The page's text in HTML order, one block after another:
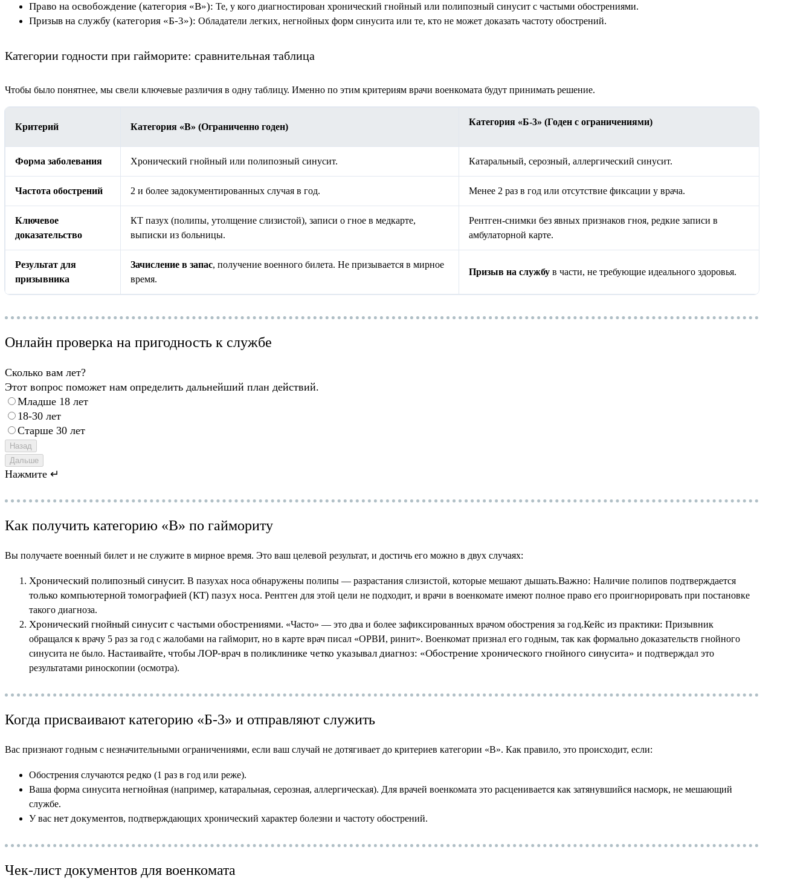
Право на освобождение (категория «В»): Те, у кого диагностирован хронический гнойный или полипозный синусит с частыми обострениями.
Призыв на службу (категория «Б-3»): Обладатели легких, негнойных форм синусита или те, кто не может доказать частоту обострений.
Категории годности при гайморите: сравнительная таблица
Чтобы было понятнее, мы свели ключевые различия в одну таблицу. Именно по этим критериям врачи военкомата будут принимать решение.
Критерий Категория «В» (Ограниченно годен) Категория «Б-3» (Годен с ограничениями)
Форма заболевания Хронический гнойный или полипозный синусит. Катаральный, серозный, аллергический синусит.
Частота обострений 2 и более задокументированных случая в год. Менее 2 раз в год или отсутствие фиксации у врача.
Ключевое
доказательство
КТ пазух (полипы, утолщение слизистой), записи о гное в медкарте,
выписки из больницы.
Рентген-снимки без явных признаков гноя, редкие записи в
амбулаторной карте.
Результат для
призывника
Зачисление в запас, получение военного билета. Не призывается в мирное
время.
Призыв на службу в части, не требующие идеального здоровья.
Онлайн проверка на пригодность к службе
Сколько вам лет?
Этот вопрос поможет нам определить дальнейший план действий.
Младше 18 лет
18-30 лет
Старше 30 лет
Назад
Дальше
Нажмите ↵
Как получить категорию «В» по гаймориту
Вы получаете военный билет и не служите в мирное время. Это ваш целевой результат, и достичь его можно в двух случаях:
Хронический полипозный синусит. В пазухах носа обнаружены полипы — разрастания слизистой, которые мешают дышать.Важно: Наличие полипов подтверждается
только компьютерной томографией (КТ) пазух носа. Рентген для этой цели не подходит, и врачи в военкомате имеют полное право его проигнорировать при постановке
такого диагноза.
Хронический гнойный синусит с частыми обострениями. «Часто» — это два и более зафиксированных врачом обострения за год.Кейс из практики: Призывник
обращался к врачу 5 раз за год с жалобами на гайморит, но в карте врач писал «ОРВИ, ринит». Военкомат признал его годным, так как формально доказательств гнойного
синусита не было. Настаивайте, чтобы ЛОР-врач в поликлинике четко указывал диагноз: «Обострение хронического гнойного синусита» и подтверждал это
результатами риноскопии (осмотра).
Когда присваивают категорию «Б-3» и отправляют служить
Вас признают годным с незначительными ограничениями, если ваш случай не дотягивает до критериев категории «В». Как правило, это происходит, если:
Обострения случаются редко (1 раз в год или реже).
Ваша форма синусита негнойная (например, катаральная, серозная, аллергическая). Для врачей военкомата это расценивается как затянувшийся насморк, не мешающий
службе.
У вас нет документов, подтверждающих хронический характер болезни и частоту обострений.
Чек-лист документов для военкомата